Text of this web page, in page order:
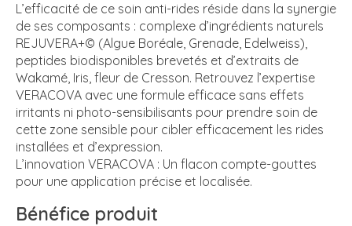
L’efficacité de ce soin anti-rides réside dans la synergie
de ses composants : complexe d’ingrédients naturels
REJUVERA+© (Algue Boréale, Grenade, Edelweiss),
peptides biodisponibles brevetés et d’extraits de
Wakamé, Iris, fleur de Cresson. Retrouvez l’expertise
VERACOVA avec une formule efficace sans effets
irritants ni photo-sensibilisants pour prendre soin de
cette zone sensible pour cibler efficacement les rides
installées et d’expression.
L’innovation VERACOVA : Un flacon compte-gouttes
pour une application précise et localisée.
Bénéfice produit